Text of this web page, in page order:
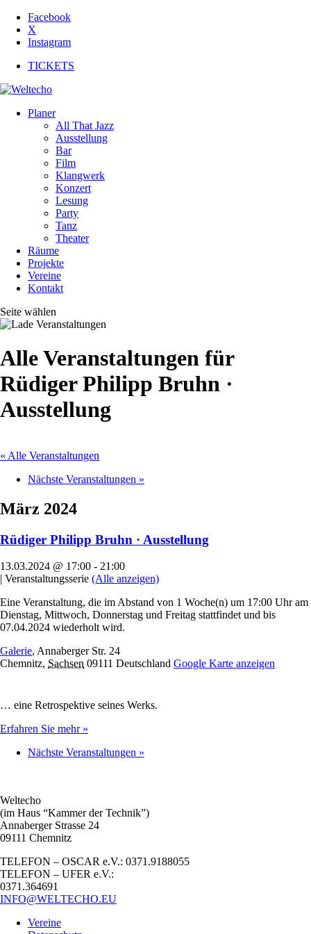
Facebook
X
Instagram
TICKETS
Planer
All That Jazz
Ausstellung
Bar
Film
Klangwerk
Konzert
Lesung
Party
Tanz
Theater
Räume
Projekte
Vereine
Kontakt
Seite wählen
Alle Veranstaltungen für
Rüdiger Philipp Bruhn ·
Ausstellung
« Alle Veranstaltungen
Nächste Veranstaltungen »
März 2024
Rüdiger Philipp Bruhn · Ausstellung
13.03.2024 @ 17:00 - 21:00
| Veranstaltungsserie (Alle anzeigen)
Eine Veranstaltung, die im Abstand von 1 Woche(n) um 17:00 Uhr am
Dienstag, Mittwoch, Donnerstag und Freitag stattfindet und bis
07.04.2024 wiederholt wird.
Galerie, Annaberger Str. 24
Chemnitz, Sachsen 09111 Deutschland Google Karte anzeigen
… eine Retrospektive seines Werks.
Erfahren Sie mehr »
Nächste Veranstaltungen »
Weltecho
(im Haus “Kammer der Technik”)
Annaberger Strasse 24
09111 Chemnitz
TELEFON – OSCAR e.V.: 0371.9188055
TELEFON – UFER e.V.:
0371.364691
INFO@WELTECHO.EU
Vereine